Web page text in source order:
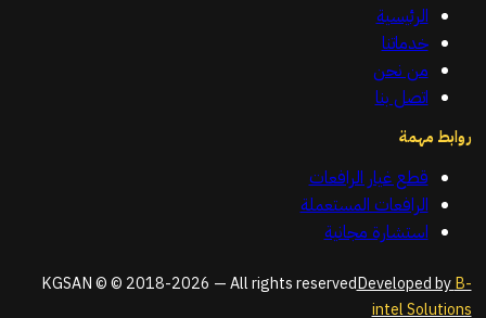
الرئيسية
خدماتنا
من نحن
اتصل بنا
روابط مهمة
قطع غيار الرافعات
الرافعات المستعملة
استشارة مجانية
KGSAN © © 2018-2026 — All rights reservedDeveloped byB-
intel Solutions